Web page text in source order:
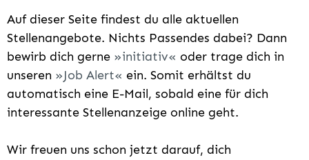
Auf dieser Seite findest du alle aktuellen
Stellenangebote. Nichts Passendes dabei? Dann
bewirb dich gerne
initiativ
oder trage dich in
unseren
Job Alert
ein. Somit erhältst du
automatisch eine E-Mail, sobald eine für dich
interessante Stellenanzeige online geht.
Wir freuen uns schon jetzt darauf, dich